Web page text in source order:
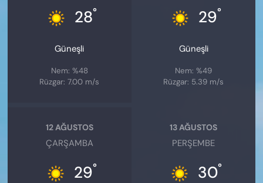
28°
Güneşli
Nem: %48
Rüzgar: 7.00 m/s
29°
Güneşli
Nem: %49
Rüzgar: 5.39 m/s
12 AĞUSTOS
ÇARŞAMBA
29°
13 AĞUSTOS
PERŞEMBE
30°